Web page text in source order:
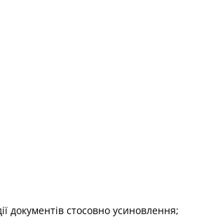
документів стосовно усиновлення;